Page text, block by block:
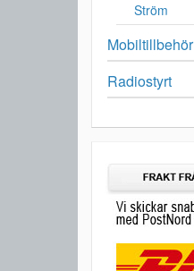
Ström
Mobiltillbehör
Radiostyrt